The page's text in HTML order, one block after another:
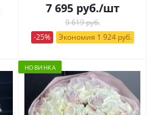
7 695руб./шт
9 619 руб.
-25%
Экономия 1 924 руб.
НОВИНКА